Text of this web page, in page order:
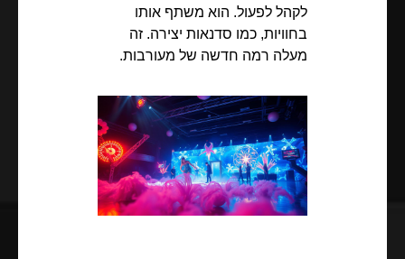
לקהל לפעול. הוא משתף אותו
בחוויות, כמו סדנאות יצירה. זה
מעלה רמה חדשה של מעורבות.